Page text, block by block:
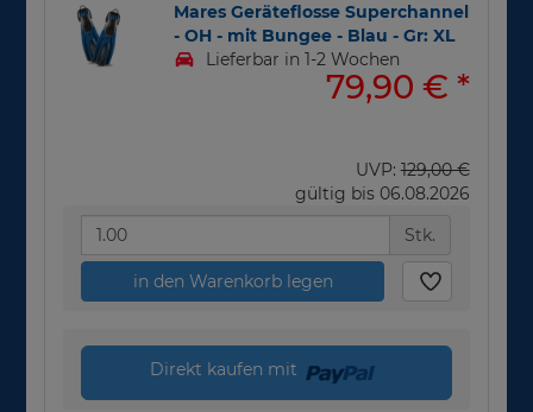
Mares Geräteflosse Superchannel
- OH - mit Bungee - Blau - Gr: XL
Lieferbar in 1-2 Wochen
79,90 € *
UVP:129,00 €
gültig bis 06.08.2026
Stk.
in den Warenkorb legen
Direkt kaufen mit